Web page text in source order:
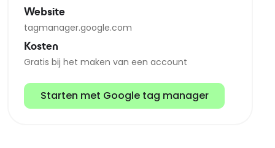
Website
tagmanager.google.com
Kosten
Gratis bij het maken van een account
Starten met Google tag manager